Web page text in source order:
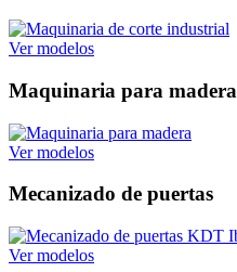
Ver modelos
Maquinaria para madera
Ver modelos
Mecanizado de puertas
Ver modelos